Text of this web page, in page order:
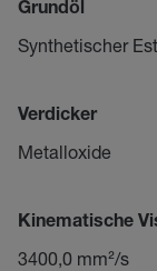
Grundöl
Synthetischer
Verdicker
Metalloxide
Kinematische
3400,0 mm²/s